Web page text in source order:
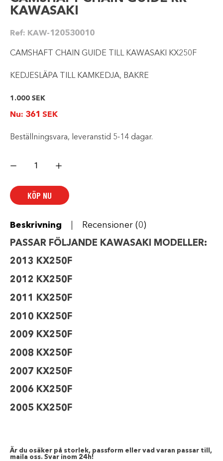
KAWASAKI
Ref: KAW-120530010
CAMSHAFT CHAIN GUIDE TILL KAWASAKI KX250F
KEDJESLÄPA TILL KAMKEDJA, BAKRE
1.000 SEK
Nu: 361 SEK
Beställningsvara, leveranstid 5-14 dagar.
CHAIN
KAWASAKI
mängd
KÖP NU
Beskrivning Recensioner (0)
PASSAR FÖLJANDE KAWASAKI MODELLER:
2013 KX250F
2012 KX250F
2011 KX250F
2010 KX250F
2009 KX250F
2008 KX250F
2007 KX250F
2006 KX250F
2005 KX250F
Är du osäker på storlek, passform eller vad varan passar till,
maila oss. Svar inom 24h!